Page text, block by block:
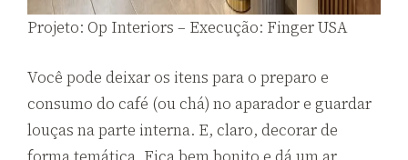
Projeto: Op Interiors – Execução: Finger USA
Você pode deixar os itens para o preparo e
consumo do café (ou chá) no aparador e guardar
louças na parte interna. E, claro, decorar de